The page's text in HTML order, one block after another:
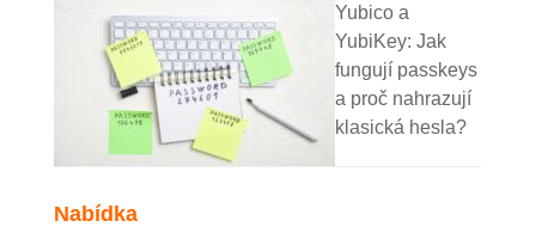
Yubico a
YubiKey: Jak
fungují passkeys
a proč nahrazují
klasická hesla?
Nabídka